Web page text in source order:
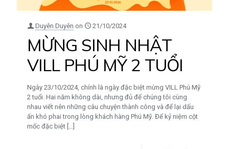
Duyên Duyên on 21/10/2024
MỪNG SINH NHẬT
VILL PHÚ MỸ 2 TUỔI
Ngày 23/10/2024, chính là ngày đặc biệt mừng VILL Phú Mỹ
2 tuổi. Hai năm không dài, nhưng đủ để chúng tôi cùng
nhau viết nên những câu chuyện thành công và để lại dấu
ấn khó phai trong lòng khách hàng Phú Mỹ. Để kỷ niệm cột
mốc đặc biệt